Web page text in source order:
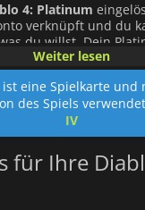
4: Platinum
verknüpft und du
du willst. Dein
hinweg geteilt.
auch verwendet
Battle Pass
zu beschleunigen,
Weiter lesen
eine Spielkarte und
des Spiels
IV
für Ihre